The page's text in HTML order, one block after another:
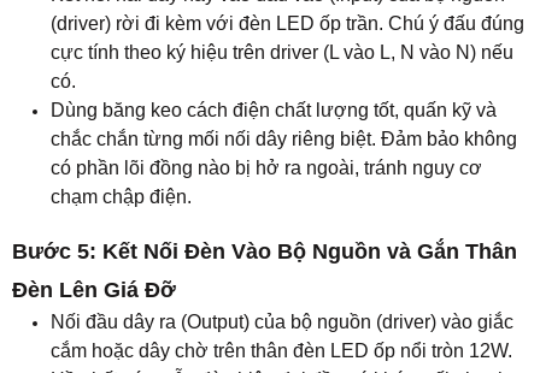
(driver) rời đi kèm với đèn LED ốp trần. Chú ý đấu đúng
cực tính theo ký hiệu trên driver (L vào L, N vào N) nếu
có.
Dùng băng keo cách điện chất lượng tốt, quấn kỹ và
chắc chắn từng mối nối dây riêng biệt. Đảm bảo không
có phần lõi đồng nào bị hở ra ngoài, tránh nguy cơ
chạm chập điện.
Bước 5: Kết Nối Đèn Vào Bộ Nguồn và Gắn Thân
Đèn Lên Giá Đỡ
Nối đầu dây ra (Output) của bộ nguồn (driver) vào giắc
cắm hoặc dây chờ trên thân đèn LED ốp nổi tròn 12W.